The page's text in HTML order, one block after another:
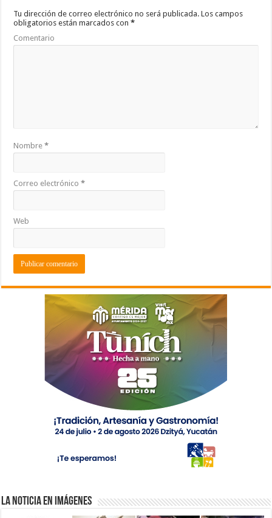
o
k
p ti
Tu dirección de correo electrónico no será publicada. Los campos
obligatorios están marcados con*
Comentario
Nombre*
Correo electrónico*
Web
La Noticia en Imágenes